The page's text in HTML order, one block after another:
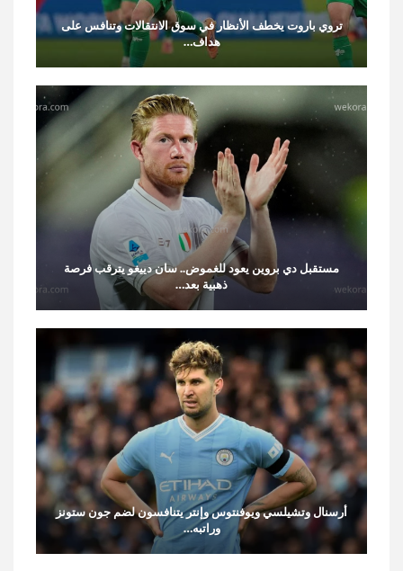
تروي باروت يخطف الأنظار في سوق الانتقالات وتنافس على
هداف…
مستقبل دي بروين يعود للغموض.. سان دييغو يترقب فرصة
ذهبية بعد…
أرسنال وتشيلسي ويوفنتوس وإنتر يتنافسون لضم جون ستونز
وراتبه…